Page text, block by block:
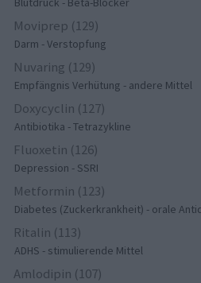
Moviprep (129)
Darm - Verstopfung
Nuvaring (129)
Empfängnis Verhütung - andere Mittel
Doxycyclin (127)
Antibiotika - Tetrazykline
Fluoxetin (126)
Depression - SSRI
Metformin (123)
Diabetes (Zuckerkrankheit) - orale
Ritalin (113)
ADHS - stimulierende Mittel
Amlodipin (107)